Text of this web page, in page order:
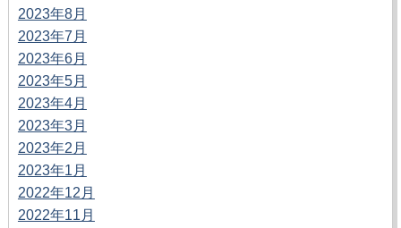
2023年8月
2023年7月
2023年6月
2023年5月
2023年4月
2023年3月
2023年2月
2023年1月
2022年12月
2022年11月